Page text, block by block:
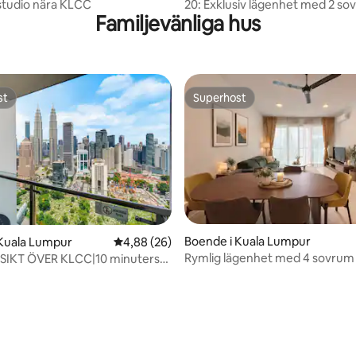
nära KLCC
20: Exklusiv lägenhet med 2
ikonisk utsikt över tvillingtornen
Familjevänliga hus
Lumpur 4,88 av 5 i genomsnittligt betyg, 26
4,88 (26)
ÖVER KLCC|10 minuters
Superhost
Superhost
Boende i Kuala Lumpur
Rymlig lägenhet med 4 sovrum